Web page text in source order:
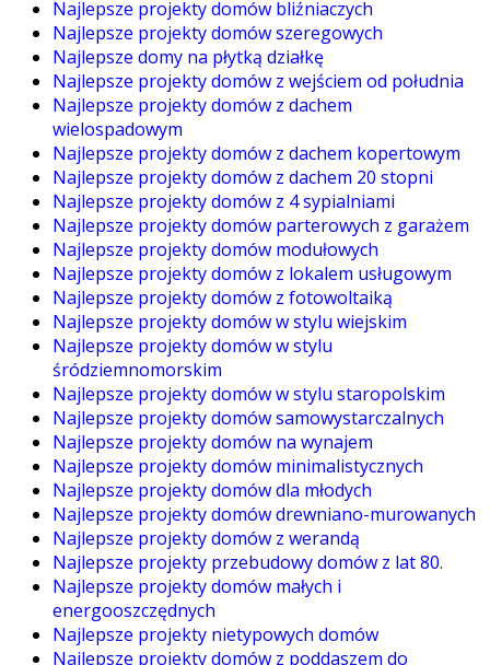
Najlepsze projekty domów bliźniaczych
Najlepsze projekty domów szeregowych
Najlepsze domy na płytką działkę
Najlepsze projekty domów z wejściem od południa
Najlepsze projekty domów z dachem
wielospadowym
Najlepsze projekty domów z dachem kopertowym
Najlepsze projekty domów z dachem 20 stopni
Najlepsze projekty domów z 4 sypialniami
Najlepsze projekty domów parterowych z garażem
Najlepsze projekty domów modułowych
Najlepsze projekty domów z lokalem usługowym
Najlepsze projekty domów z fotowoltaiką
Najlepsze projekty domów w stylu wiejskim
Najlepsze projekty domów w stylu
śródziemnomorskim
Najlepsze projekty domów w stylu staropolskim
Najlepsze projekty domów samowystarczalnych
Najlepsze projekty domów na wynajem
Najlepsze projekty domów minimalistycznych
Najlepsze projekty domów dla młodych
Najlepsze projekty domów drewniano-murowanych
Najlepsze projekty domów z werandą
Najlepsze projekty przebudowy domów z lat 80.
Najlepsze projekty domów małych i
energooszczędnych
Najlepsze projekty nietypowych domów
Najlepsze projekty domów z poddaszem do